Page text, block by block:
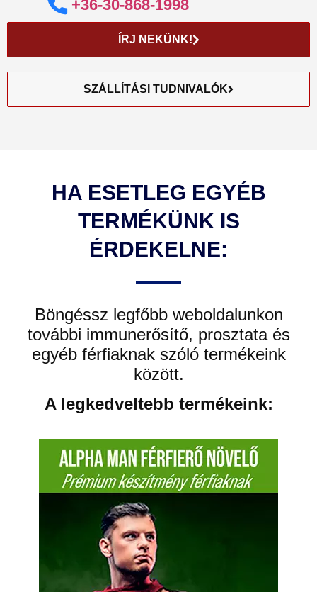
+36-30-868-1998
ÍRJ NEKÜNK!
SZÁLLÍTÁSI TUDNIVALÓK
HA ESETLEG EGYÉB
TERMÉKÜNK IS
ÉRDEKELNE:
Böngéssz legfőbb weboldalunkon
további immunerősítő, prosztata és
egyéb férfiaknak szóló termékeink
között.
A legkedveltebb termékeink: